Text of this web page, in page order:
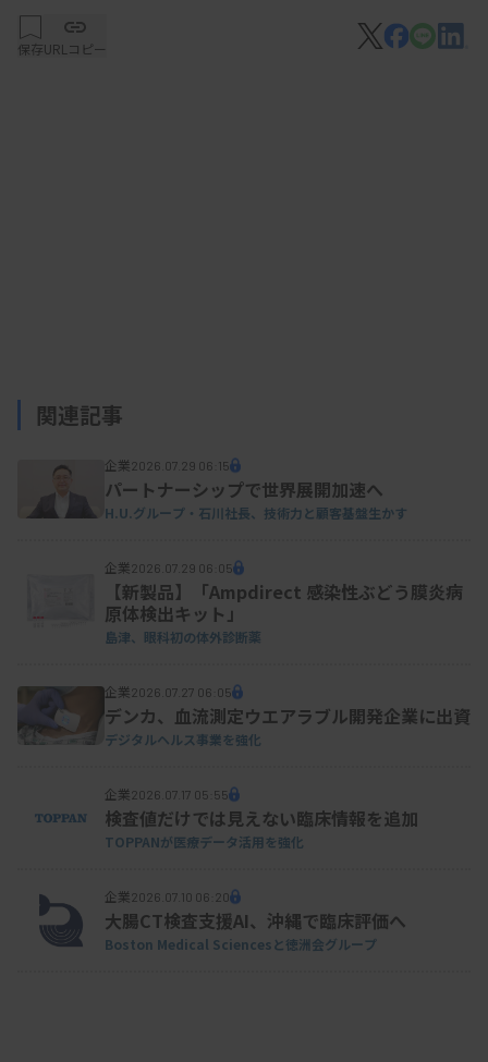
保存URLコピー
関連記事
企業2026.07.29 06:15
パートナーシップで世界展開加速へ
H.U.グループ・石川社長、技術力と顧客基盤生かす
企業2026.07.29 06:05
【新製品】「Ampdirect 感染性ぶどう膜炎病
原体検出キット」
島津、眼科初の体外診断薬
企業2026.07.27 06:05
デンカ、血流測定ウエアラブル開発企業に出資
デジタルヘルス事業を強化
企業2026.07.17 05:55
検査値だけでは見えない臨床情報を追加
TOPPANが医療データ活用を強化
企業2026.07.10 06:20
大腸CT検査支援AI、沖縄で臨床評価へ
Boston Medical Sciencesと徳洲会グループ